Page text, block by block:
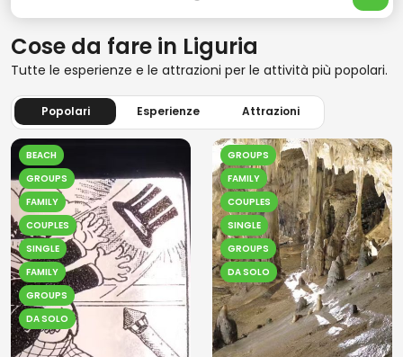
Cose da fare in Liguria
Tutte le esperienze e le attrazioni per le attività più popolari.
Popolari Esperienze Attrazioni
BEACH
GROUPS
FAMILY
COUPLES
SINGLE
FAMILY
GROUPS
DA SOLO
GROUPS
FAMILY
COUPLES
SINGLE
GROUPS
DA SOLO